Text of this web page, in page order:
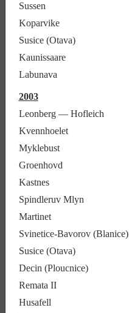
Sussen
Koparvike
Susice (Otava)
Kaunissaare
Labunava
2003
Leonberg — Hofleich
Kvennhoelet
Myklebust
Groenhovd
Kastnes
Spindleruv Mlyn
Martinet
Svinetice-Bavorov (Blanice)
Susice (Otava)
Decin (Ploucnice)
Remata II
Husafell